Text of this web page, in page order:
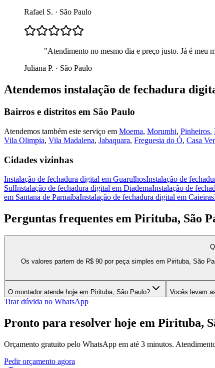
Rafael S. · São Paulo
"Atendimento no mesmo dia e preço justo. Já é meu
Juliana P. · São Paulo
Atendemos instalação de fechadura
Bairros e distritos em São Paulo
Atendemos também este serviço em Moema, Morumbi, Pinheiros,
Vila Olimpia, Vila Madalena, Jabaquara, Freguesia do Ó, Casa
Cidades vizinhas
Instalação de fechadura digital em GuarulhosInstalação de
SulInstalação de fechadura digital em DiademaInstalação de
em Santana de ParnaíbaInstalação de fechadura digital em Caieiras
Perguntas frequentes em Pirituba, São
Os valores partem de R$ 90 por peça simples em Pirituba, São
O montador atende hoje em Pirituba, São Paulo? Vocês levam
Tirar dúvida no WhatsApp
Pronto para resolver hoje em Pirituba,
Orçamento gratuito pelo WhatsApp em até 3 minutos.
Pedir orçamento agora